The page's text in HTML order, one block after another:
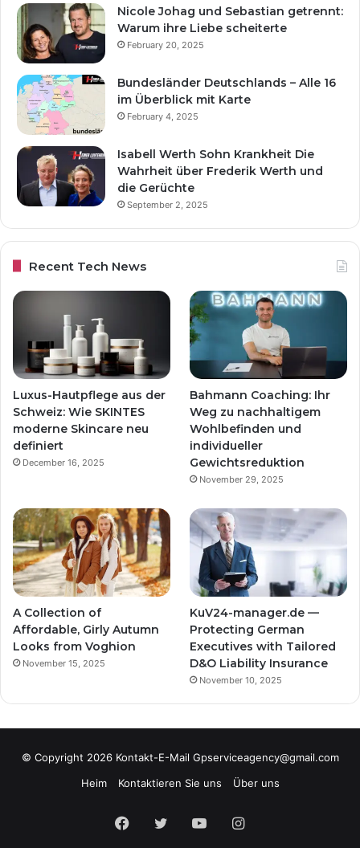
Nicole Johag und Sebastian getrennt:
Warum ihre Liebe scheiterte
February 20, 2025
Bundesländer Deutschlands – Alle 16
im Überblick mit Karte
February 4, 2025
Isabell Werth Sohn Krankheit Die
Wahrheit über Frederik Werth und
die Gerüchte
September 2, 2025
Recent Tech News
Luxus-Hautpflege aus der
Schweiz: Wie SKINTES
moderne Skincare neu
definiert
December 16, 2025
Bahmann Coaching: Ihr
Weg zu nachhaltigem
Wohlbefinden und
individueller
Gewichtsreduktion
November 29, 2025
A Collection of
Affordable, Girly Autumn
Looks from Voghion
November 15, 2025
KuV24-manager.de —
Protecting German
Executives with Tailored
D&O Liability Insurance
November 10, 2025
© Copyright 2026 Kontakt-E-Mail Gpserviceagency@gmail.com
Heim
Kontaktieren Sie uns Über uns
Facebook
TwitterYouTubeInstagram